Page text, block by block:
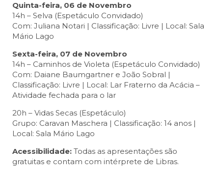
Quinta-feira, 06 de Novembro
14h – Selva (Espetáculo Convidado)
Com: Juliana Notari | Classificação: Livre | Local: Sala
Mário Lago
Sexta-feira, 07 de Novembro
14h – Caminhos de Violeta (Espetáculo Convidado)
Com: Daiane Baumgartner e João Sobral |
Classificação: Livre | Local: Lar Fraterno da Acácia –
Atividade fechada para o lar
20h – Vidas Secas (Espetáculo)
Grupo: Caravan Maschera | Classificação: 14 anos |
Local: Sala Mário Lago
Acessibilidade: Todas as apresentações são
gratuitas e contam com intérprete de Libras.